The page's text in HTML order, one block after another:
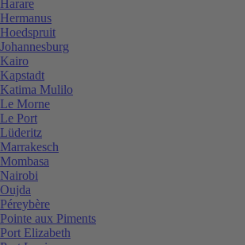
Harare
Hermanus
Hoedspruit
Johannesburg
Kairo
Kapstadt
Katima Mulilo
Le Morne
Le Port
Lüderitz
Marrakesch
Mombasa
Nairobi
Oujda
Péreybère
Pointe aux Piments
Port Elizabeth